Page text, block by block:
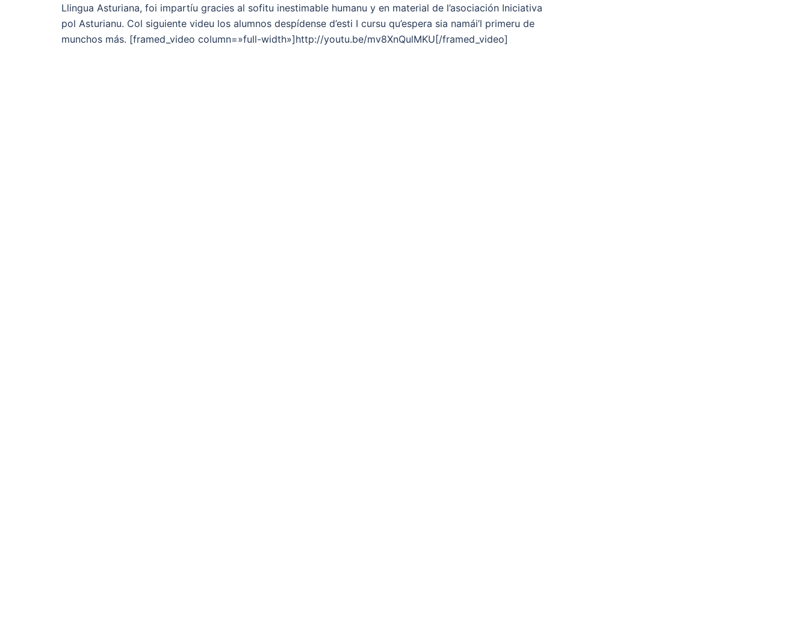
Llingua Asturiana, foi impartíu gracies al sofitu inestimable humanu y en material de l’asociación Iniciativa
pol Asturianu. Col siguiente videu los alumnos despídense d’esti I cursu qu’espera sia namái’l primeru de
munchos más. [framed_video column=»full-width»]http://youtu.be/mv8XnQulMKU[/framed_video]